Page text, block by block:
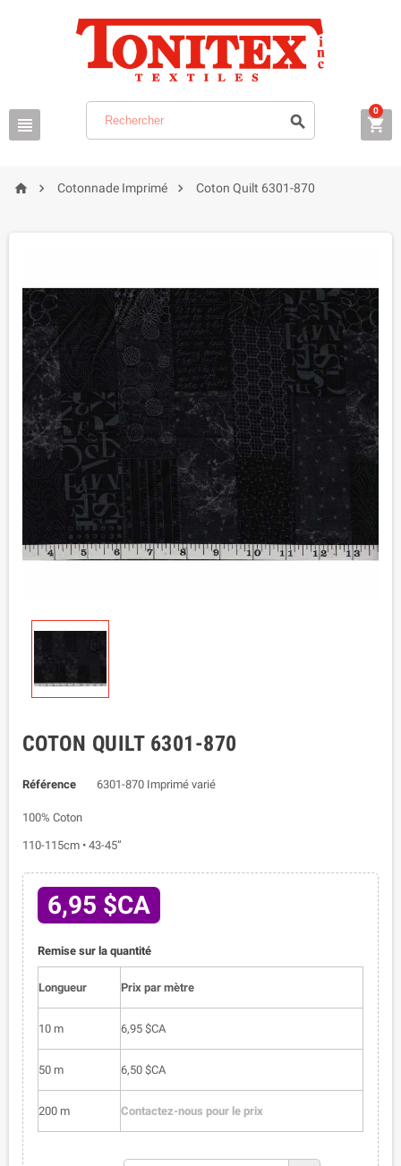
  
0
  Cotonnade Imprimé  Coton Quilt 6301-870
COTON QUILT 6301-870
Référence 6301-870 Imprimé varié
100% Coton
110-115cm • 43-45”
6,95 $CA
Remise sur la quantité
Longueur Prix par mètre
10 m 6,95 $CA
50 m 6,50 $CA
200 m Contactez-nous pour le prix